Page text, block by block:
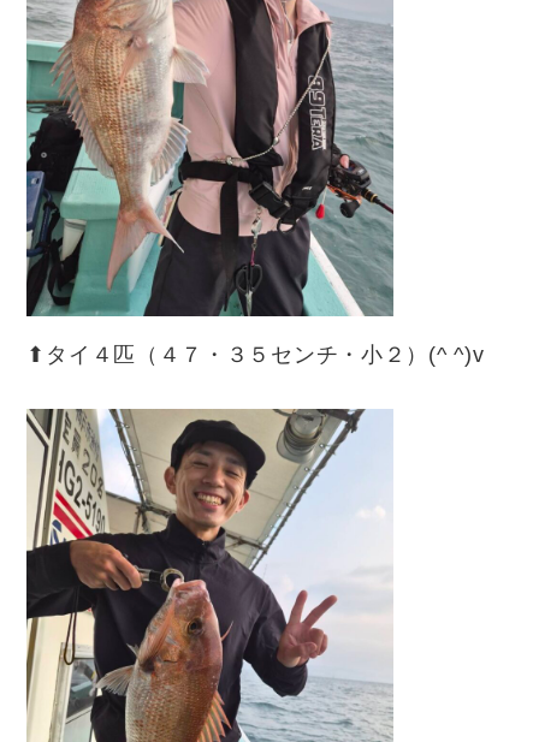
⬆︎タイ４匹（４７・３５センチ・小２）(^ ^)v